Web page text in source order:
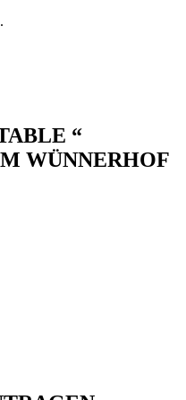
“
WÜNNERHOF